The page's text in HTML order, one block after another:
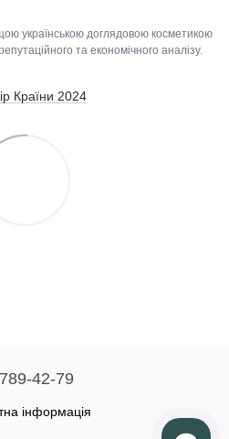
українською доглядовою косметикою
та економічного аналізу.
42-79
інформація